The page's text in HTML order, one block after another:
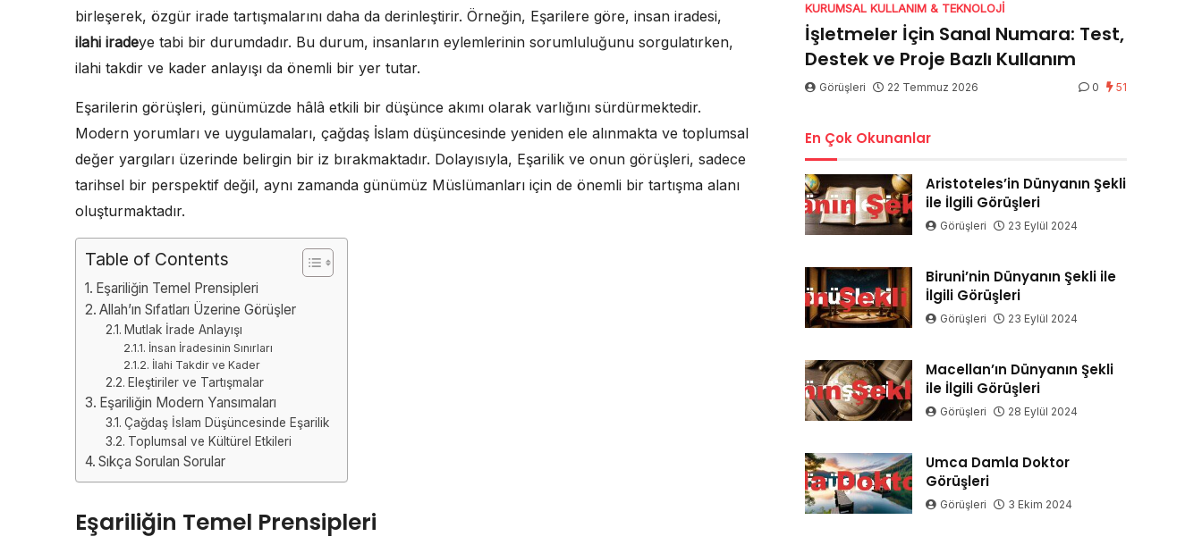
birleşerek, özgür irade tartışmalarını daha da derinleştirir. Örneğin, Eşarilere göre, insan iradesi,
ilahi iradeye tabi bir durumdadır. Bu durum, insanların eylemlerinin sorumluluğunu sorgulatırken,
ilahi takdir ve kader anlayışı da önemli bir yer tutar.
Eşarilerin görüşleri, günümüzde hâlâ etkili bir düşünce akımı olarak varlığını sürdürmektedir.
Modern yorumları ve uygulamaları, çağdaş İslam düşüncesinde yeniden ele alınmakta ve toplumsal
değer yargıları üzerinde belirgin bir iz bırakmaktadır. Dolayısıyla, Eşarilik ve onun görüşleri, sadece
tarihsel bir perspektif değil, aynı zamanda günümüz Müslümanları için de önemli bir tartışma alanı
oluşturmaktadır.
Table of Contents
Eşariliğin Temel Prensipleri
Allah’ın Sıfatları Üzerine Görüşler
Mutlak İrade Anlayışı
İnsan İradesinin Sınırları
İlahi Takdir ve Kader
Eleştiriler ve Tartışmalar
Eşariliğin Modern Yansımaları
Çağdaş İslam Düşüncesinde Eşarilik
Toplumsal ve Kültürel Etkileri
Sıkça Sorulan Sorular
Eşariliğin Temel Prensipleri
KURUMSAL KULLANIM & TEKNOLOJI
İşletmeler İçin Sanal Numara: Test,
Destek ve Proje Bazlı Kullanım
Görüşleri 22 Temmuz 2026 0 51
En Çok Okunanlar
Aristoteles’in Dünyanın Şekli
ile İlgili Görüşleri
Görüşleri 23 Eylül 2024
Biruni’nin Dünyanın Şekli ile
İlgili Görüşleri
Görüşleri 23 Eylül 2024
Macellan’ın Dünyanın Şekli
ile İlgili Görüşleri
Görüşleri 28 Eylül 2024
Umca Damla Doktor
Görüşleri
Görüşleri 3 Ekim 2024